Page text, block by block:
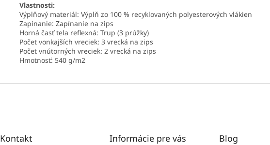
Vlastnosti:
Výplňový materiál: Výplň zo 100 % recyklovaných polyesterových vlákien
Zapínanie: Zapínanie na zips
Horná časť tela reflexná: Trup (3 prúžky)
Počet vonkajších vreciek: 3 vrecká na zips
Počet vnútorných vreciek: 2 vrecká na zips
Hmotnosť: 540 g/m2
Kontakt Informácie pre vás Blog